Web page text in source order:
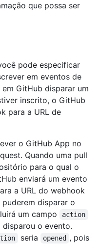
que possa ser
pode especificar
em eventos de
GitHub disparar um
inscrito, o GitHub
para a URL de
o GitHub App no
Quando uma pull
para o qual o
enviará um evento
a URL do webhook
disparar o
um campo
action
o evento.
seria opened , pois